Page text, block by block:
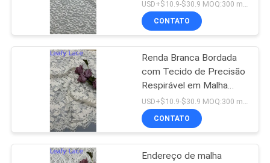
CONTATO
Renda Branca Bordada
com Tecido de Precisão
Respirável em Malha
para Roupa Formal
USD+$10.9-$30.9 MOQ:300 metros.
CONTATO
Endereço de malha